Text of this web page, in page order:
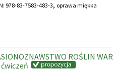
978-83-7583-483-3, oprawa miękka
ROŚLIN